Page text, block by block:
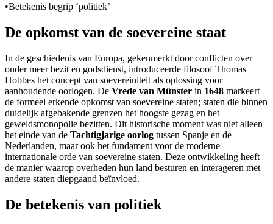
•Betekenis begrip ‘politiek’
De opkomst van de soevereine staat
In de geschiedenis van Europa, gekenmerkt door conflicten over
onder meer bezit en godsdienst, introduceerde filosoof Thomas
Hobbes het concept van soevereiniteit als oplossing voor
aanhoudende oorlogen. De Vrede van Münster in 1648 markeert
de formeel erkende opkomst van soevereine staten; staten die binnen
duidelijk afgebakende grenzen het hoogste gezag en het
geweldsmonopolie bezitten. Dit historische moment was niet alleen
het einde van de Tachtigjarige oorlog tussen Spanje en de
Nederlanden, maar ook het fundament voor de moderne
internationale orde van soevereine staten. Deze ontwikkeling heeft
de manier waarop overheden hun land besturen en interageren met
andere staten diepgaand beïnvloed.
De betekenis van politiek